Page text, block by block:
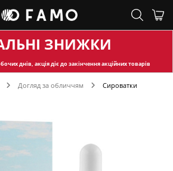
ЗНИЖКИ
днів, акція діє до закінчення акційних товарів
Догляд за обличчям Сироватки